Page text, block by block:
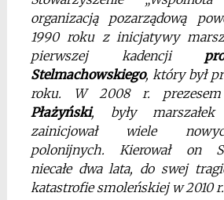
organizacją pozarządową
1990 roku z inicjatywy
pierwszej kadencji
Stelmachowskiego, który był
roku. W 2008 r.
Płażyński, były
zainicjował wiele
polonijnych. Kierował on
niecałe dwa lata, do swej
katastrofie smoleńskiej w 2010 r.